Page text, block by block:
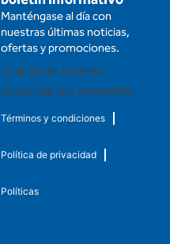
Manténgase al día con
nuestras últimas noticias,
ofertas y promociones.
Subscribe our newsletter
Términos y condiciones
Política de privacidad
Políticas